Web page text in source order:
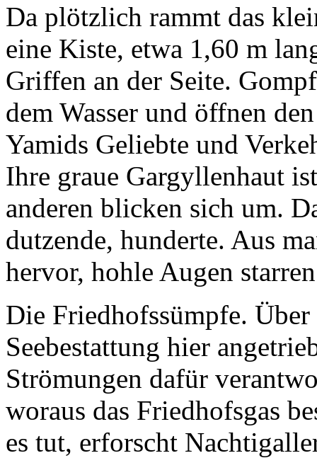
Da plötzlich rammt das
eine Kiste, etwa 1,60 m
Griffen an der Seite.
dem Wasser und öffnen
Yamids Geliebte und
Ihre graue Gargyllenhaut
anderen blicken sich um.
dutzende, hunderte. Aus
hervor, hohle Augen
Die Friedhofssümpfe.
Seebestattung hier
Strömungen dafür
woraus das Friedhofsgas
es tut, erforscht